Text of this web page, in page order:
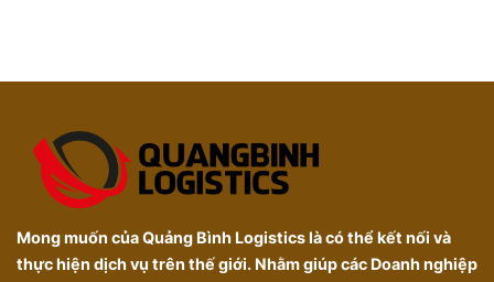
Mong muốn của Quảng Bình Logistics là có thể kết nối và
thực hiện dịch vụ trên thế giới. Nhằm giúp các Doanh nghiệp